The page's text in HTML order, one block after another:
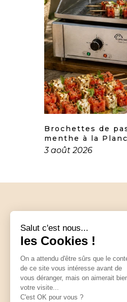
Brochettes de
menthe à la
3 août 2026
Little balance
ZA Les Petites